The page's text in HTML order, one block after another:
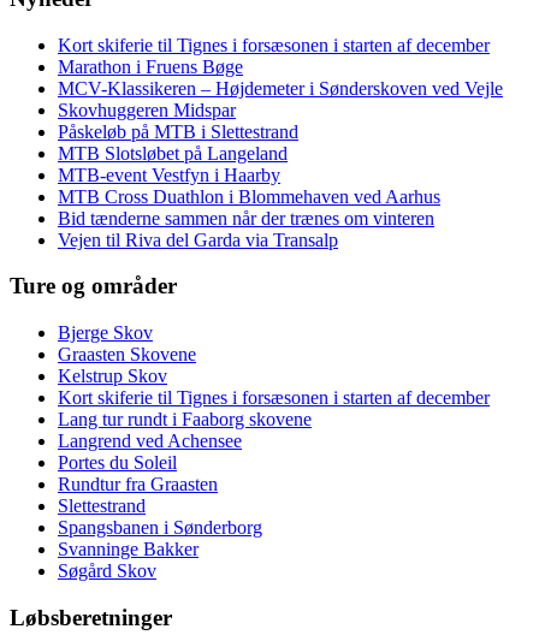
Kort skiferie til Tignes i forsæsonen i starten af december
Marathon i Fruens Bøge
MCV-Klassikeren – Højdemeter i Sønderskoven ved Vejle
Skovhuggeren Midspar
Påskeløb på MTB i Slettestrand
MTB Slotsløbet på Langeland
MTB-event Vestfyn i Haarby
MTB Cross Duathlon i Blommehaven ved Aarhus
Bid tænderne sammen når der trænes om vinteren
Vejen til Riva del Garda via Transalp
Ture og områder
Bjerge Skov
Graasten Skovene
Kelstrup Skov
Kort skiferie til Tignes i forsæsonen i starten af december
Lang tur rundt i Faaborg skovene
Langrend ved Achensee
Portes du Soleil
Rundtur fra Graasten
Slettestrand
Spangsbanen i Sønderborg
Svanninge Bakker
Søgård Skov
Løbsberetninger